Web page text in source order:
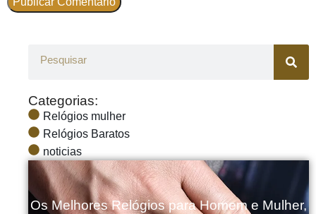
Categorias:
Relógios mulher
Relógios Baratos
noticias
Os Melhores Relógios para Homem e Mulher,